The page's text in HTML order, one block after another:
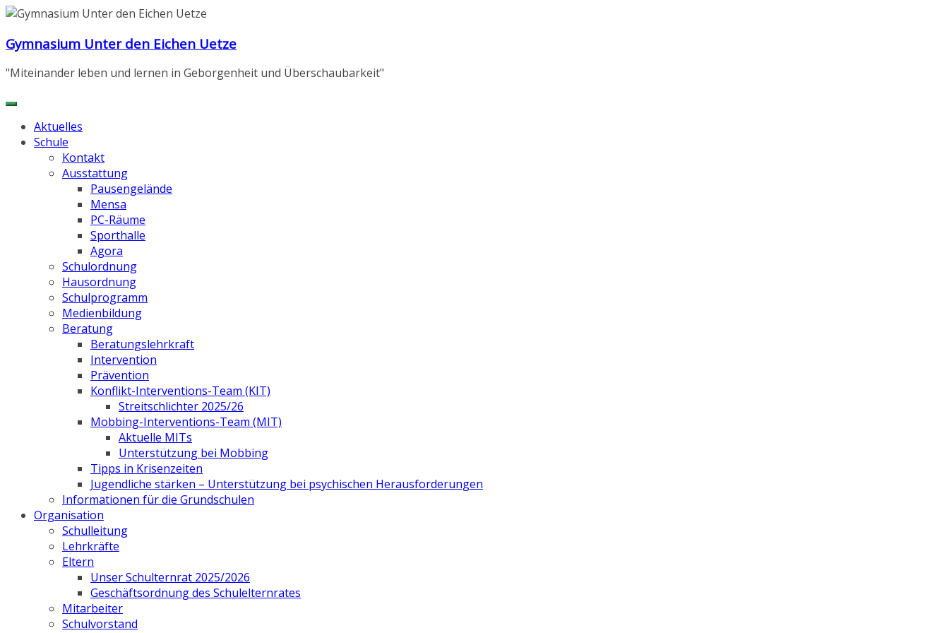
Zum
springen
Gymnasium Unter den Eichen Uetze
"Miteinander leben und lernen in Geborgenheit und Überschaubarkeit"
Aktuelles
Schule
Kontakt
Ausstattung
Pausengelände
Mensa
PC-Räume
Sporthalle
Agora
Schulordnung
Hausordnung
Schulprogramm
Medienbildung
Beratung
Beratungslehrkraft
Intervention
Prävention
Konflikt-Interventions-Team (KIT)
Streitschlichter 2025/26
Mobbing-Interventions-Team (MIT)
Aktuelle MITs
Unterstützung bei Mobbing
Tipps in Krisenzeiten
Jugendliche stärken – Unterstützung bei psychischen Herausforderungen
Informationen für die Grundschulen
Organisation
Schulleitung
Lehrkräfte
Eltern
Unser Schulternrat 2025/2026
Geschäftsordnung des Schulelternrates
Mitarbeiter
Schulvorstand